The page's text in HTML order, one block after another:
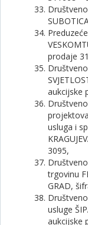
prodaje
aukcijske
usluga i
3095,
trgovinu
GRAD,
usluge
aukcijske